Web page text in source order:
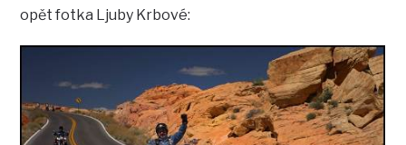
opět fotka Ljuby Krbové: